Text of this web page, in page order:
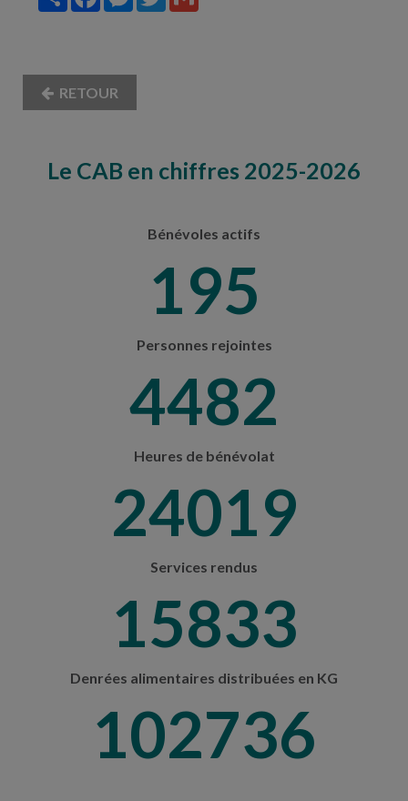
RETOUR
Le CAB en chiffres 2025-2026
Bénévoles actifs
205
Personnes rejointes
4714
Heures de bénévolat
25266
Services rendus
16655
Denrées alimentaires distribuées en KG
108069